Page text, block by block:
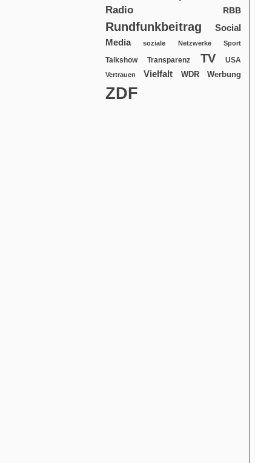
Radio RBB
Rundfunkbeitrag
Social
Media
soziale Netzwerke Sport
Talkshow Transparenz TV USA
Vertrauen Vielfalt WDR Werbung
ZDF